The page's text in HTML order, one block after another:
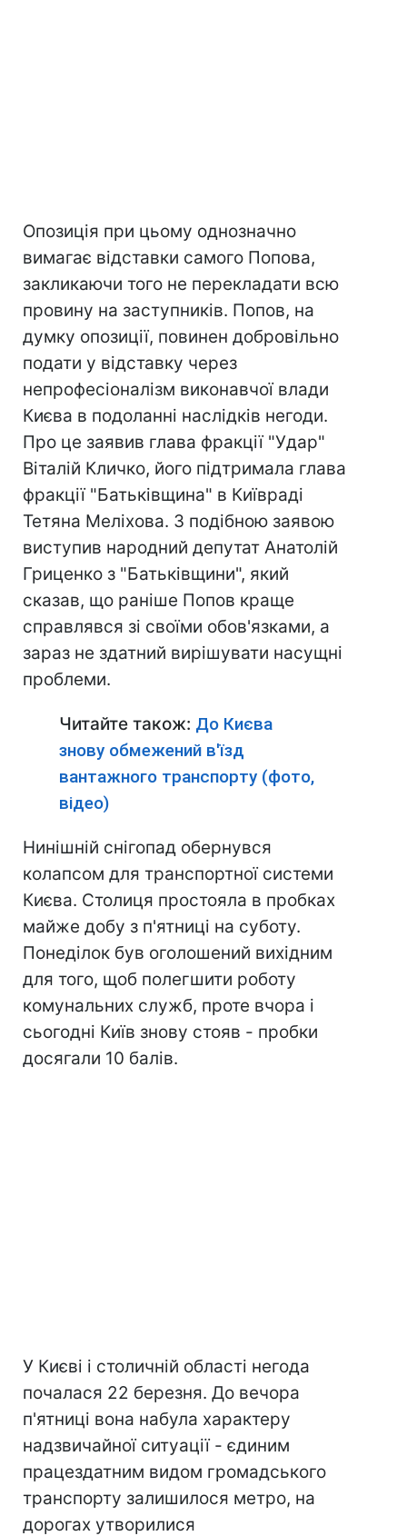
Опозиція при цьому однозначно
вимагає відставки самого Попова,
закликаючи того не перекладати всю
провину на заступників. Попов, на
думку опозиції, повинен добровільно
подати у відставку через
непрофесіоналізм виконавчої влади
Києва в подоланні наслідків негоди.
Про це заявив глава фракції "Удар"
Віталій Кличко, його підтримала глава
фракції "Батьківщина" в Київраді
Тетяна Меліхова. З подібною заявою
виступив народний депутат Анатолій
Гриценко з "Батьківщини", який
сказав, що раніше Попов краще
справлявся зі своїми обов'язками, а
зараз не здатний вирішувати насущні
проблеми.
Читайте також: До Києва
знову обмежений в'їзд
вантажного транспорту (фото,
відео)
Нинішній снігопад обернувся
колапсом для транспортної системи
Києва. Столиця простояла в пробках
майже добу з п'ятниці на суботу.
Понеділок був оголошений вихідним
для того, щоб полегшити роботу
комунальних служб, проте вчора і
сьогодні Київ знову стояв - пробки
досягали 10 балів.
У Києві і столичній області негода
почалася 22 березня. До вечора
п'ятниці вона набула характеру
надзвичайної ситуації - єдиним
працездатним видом громадського
транспорту залишилося метро, на
дорогах утворилися